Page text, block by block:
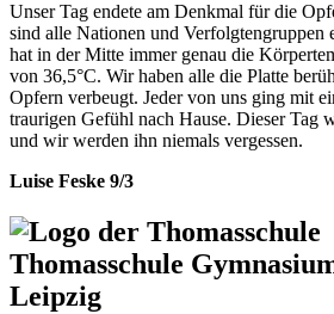
Unser Tag endete am Denkmal für die
sind alle Nationen und
hat in der Mitte immer genau die
von 36,5°C. Wir haben alle die Platte
Opfern verbeugt. Jeder von uns ging mit
traurigen Gefühl nach Hause. Dieser Tag
und wir werden ihn niemals vergessen.
Luise Feske 9/3
Thomasschule
Leipzig